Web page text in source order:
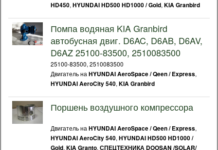
HD450, HYUNDAI HD500 HD1000 / Gold, KIA Granbird
Помпа водяная KIA Granbird
автобусная двиг. D6AC, D6AB, D6AV,
D6AZ 25100-83500, 2510083500
25100-83500, 2510083500
Двигатель на HYUNDAI AeroSpace / Qeen / Express,
HYUNDAI AeroCity 540, KIA Granbird
Поршень воздушного компрессора
Двигатель на HYUNDAI AeroSpace / Qeen / Express,
HYUNDAI AeroCity 540, HYUNDAI HD500 HD1000 /
Gold, KIA Granto, СПЕЦТЕХНИКА DOOSAN /SOLAR/